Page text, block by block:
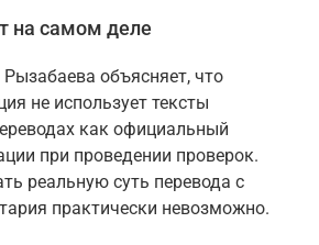
на самом деле
объясняет, что
не использует тексты
как официальный
при проведении проверок.
реальную суть перевода с
практически невозможно.